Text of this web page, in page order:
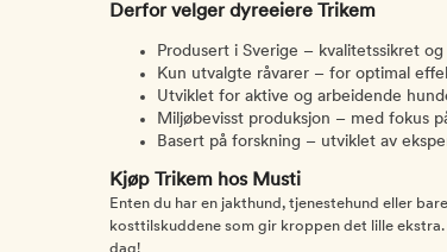
Derfor velger dyreeiere Trikem
Produsert i Sverige – kvalitetssikret
Kun utvalgte råvarer – for optimal
Utviklet for aktive og arbeidende
Miljøbevisst produksjon – med fokus
Basert på forskning – utviklet av
Kjøp Trikem hos Musti
Enten du har en jakthund, tjenestehund eller
kosttilskuddene som gir kroppen det lille
dag!